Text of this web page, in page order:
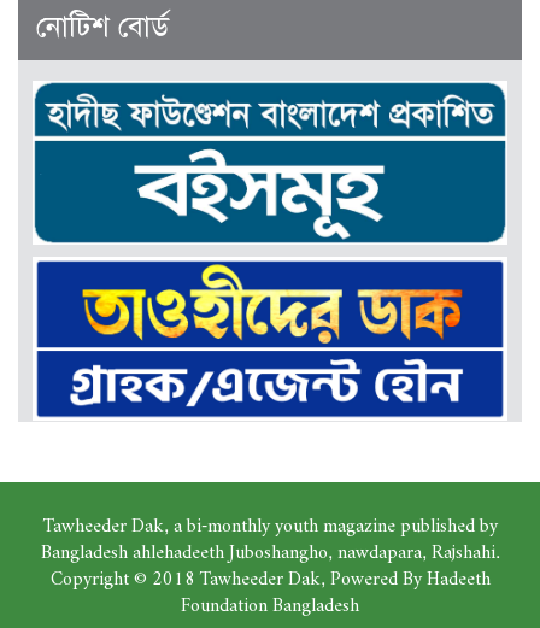
নোটিশ বোর্ড
Tawheeder Dak, a bi-monthly youth magazine published by
Bangladesh ahlehadeeth Juboshangho, nawdapara, Rajshahi.
Copyright © 2018 Tawheeder Dak, Powered By Hadeeth
Foundation Bangladesh